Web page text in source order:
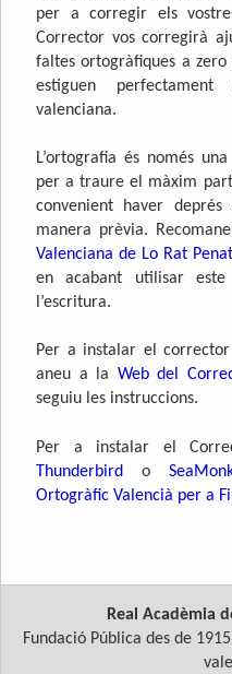
per a corregir els
Corrector vos corregirà
faltes ortogràfiques a
estiguen
valenciana.
L’ortografia és només
per a traure el màxim
convenient haver
manera prèvia.
Valenciana de Lo Rat Penat
en acabant utilisar
l’escritura.
Per a instalar el
aneu a la Web del
seguiu les instruccions.
Per a instalar el
Thunderbird o
Ortogràfic Valencià per a
Real Acadèmia
Fundació Pública des de